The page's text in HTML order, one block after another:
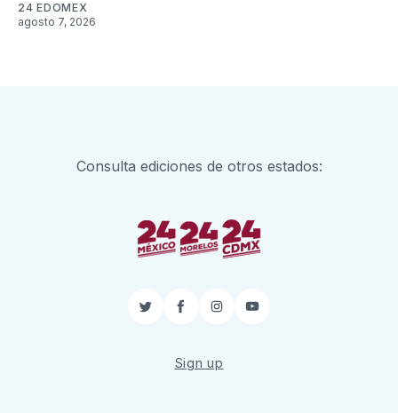
24 EDOMEX
agosto 7, 2026
Consulta ediciones de otros estados:
TwitterFacebook
InstagramYouTube
Sign up